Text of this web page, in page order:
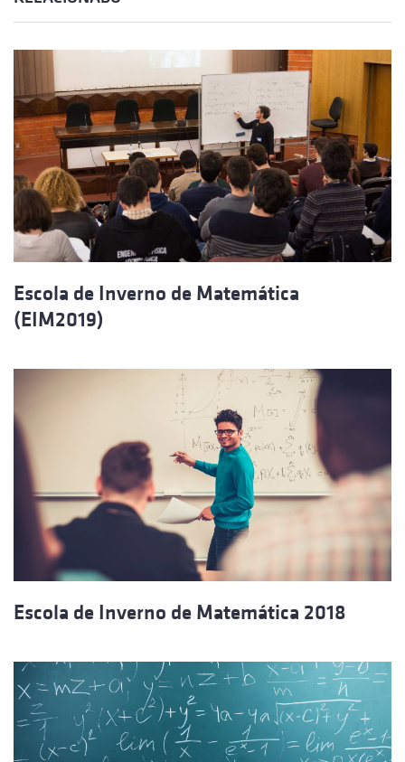
Escola de Inverno de Matemática
(EIM2019)
Escola de Inverno de Matemática 2018